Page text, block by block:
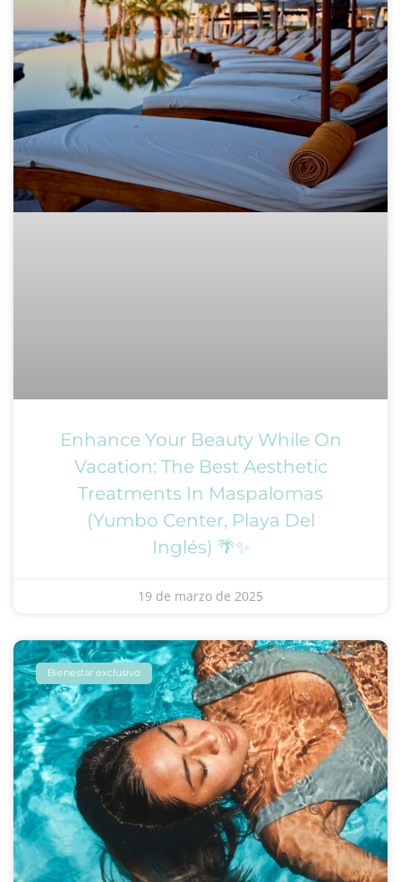
Enhance Your Beauty While On
Vacation: The Best Aesthetic
Treatments In Maspalomas
(Yumbo Center, Playa Del
Inglés) 🌴✨
19 de marzo de 2025
Bienestar exclusivo